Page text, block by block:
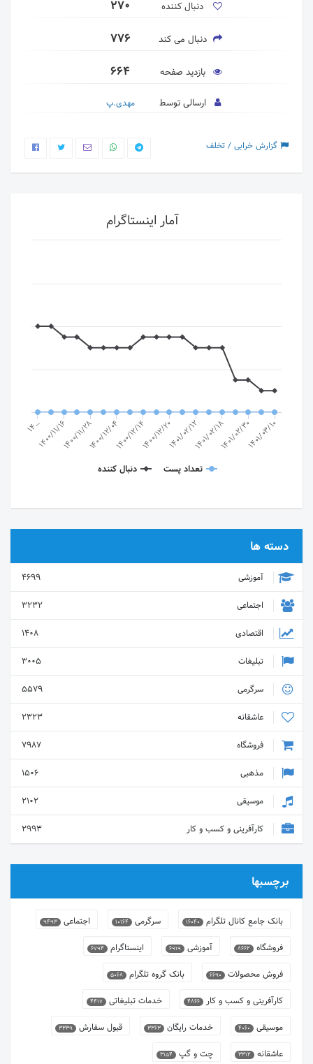
دنبال کننده 270
دنبال می کند 776
بازدید صفحه 664
ارسالی توسط مهدی.پ
گزارش خرابی / تخلف
آمار اینستاگرام
تعداد پست دنبال کننده
14…1400/11/161400/11/281400/12/041400/12/141400/12/201401/02/121401/02/181401/02/301401/03/10
دسته ها
آموزشی
4699
اجتماعی
3232
اقتصادی
1408
تبلیغات
3005
سرگرمی
5579
عاشقانه
2323
فروشگاه
7987
مذهبی
1506
موسیقی
2102
کارآفرینی و کسب و کار
2993
برچسبها
بانک جامع کانال تلگرام 16040 سرگرمی 10164 اجتماعی 9493
فروشگاه 8662 آموزشی 6919 اینستاگرام 6794
فروش محصولات 6690 بانک گروه تلگرام 5068
کارآفرینی و کسب و کار 4866 خدمات تبلیغاتی 4417
موسیقی 4060 خدمات رایگان 3363 قبول سفارش 3339
عاشقانه 3312 چت و گپ 3154